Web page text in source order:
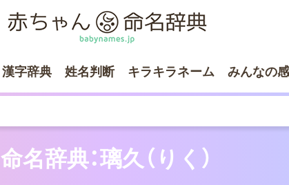
漢字辞典 姓名判断 キラキラネーム みんなの
命名辞典：璃久（りく）